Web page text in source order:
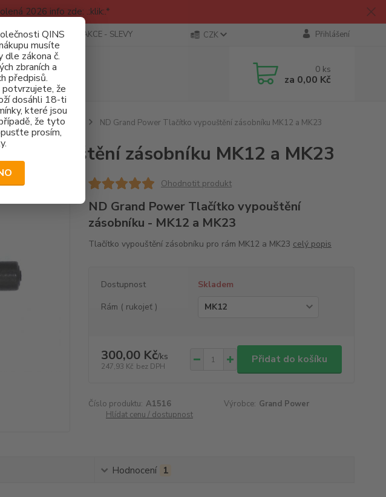
2026 info zde: .:klik:.*
QINS
musíte
dle zákona č.
zbraních a
předpisů.
že
dosáhli 18-ti
které jsou
že tyto
prosím,
AKCE AKCE - SLEVY CZK Přihlášení
0 ks
za 0,00 Kč
GP Ostatní díly ND Grand Power Tlačítko vypouštění zásobníku MK12 a MK23
vypouštění zásobníku MK12 a MK23
Ohodnotit produkt
ND Grand Power Tlačítko vypouštění
zásobníku - MK12 a MK23
Tlačítko vypouštění zásobníku pro rám MK12 a MK23 celý popis
Dostupnost
Skladem
Rám ( rukojeť )
300,00 Kč/ks
247,93 Kč bez DPH
Přidat do košíku
Číslo produktu: A1516 Výrobce: Grand Power
Hlídat cenu / dostupnost
Hodnocení 1